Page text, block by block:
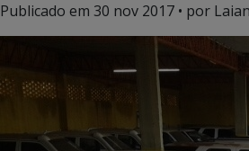
Publicado em 30 nov 2017 • por